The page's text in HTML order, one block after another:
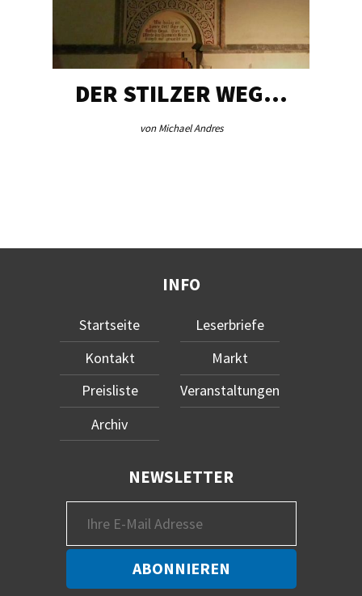
DER STILZER WEG…
von Michael Andres
INFO
Startseite
Kontakt
Preisliste
Archiv
Leserbriefe
Markt
Veranstaltungen
NEWSLETTER